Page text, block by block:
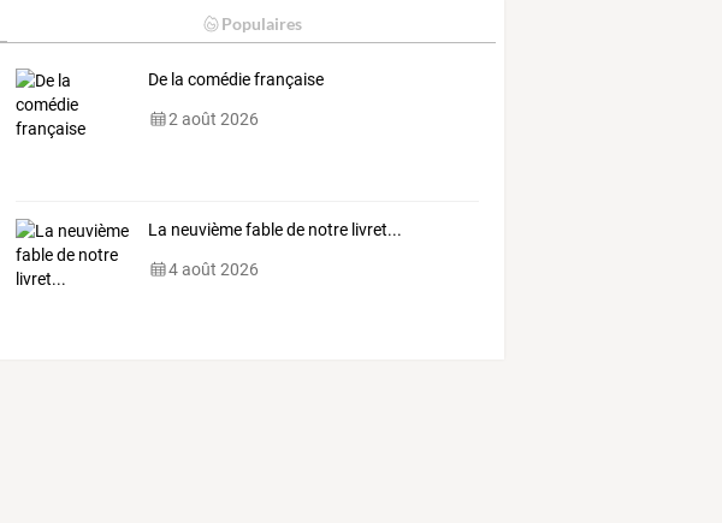
Populaires
De la comédie française
2 août 2026
La neuvième fable de notre livret...
4 août 2026